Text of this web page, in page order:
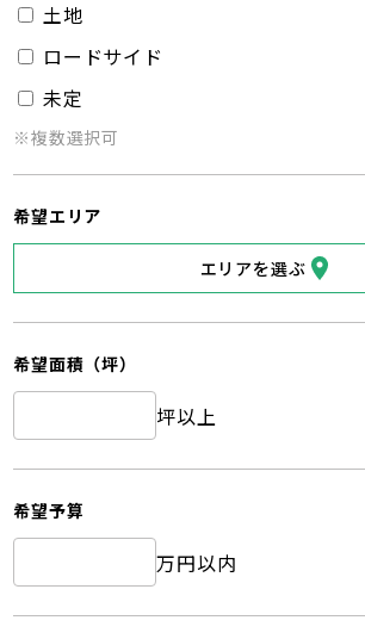
土地
ロードサイド
未定
※複数選択可
希望エリア
エリアを選ぶ
希望面積（坪）
坪以上
希望予算
万円以内